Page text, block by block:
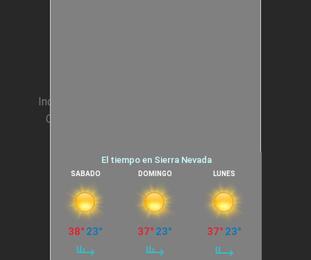
Incentivos para Empresas
Condiciones generales